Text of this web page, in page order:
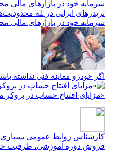
تریدرهای ایرانی در تله
سرمایه خود در بازارهای مالی
اگر خودرو معاینه فنی نداشته
«مزایای افتتاح حساب در بروکر
کارشناس روابط عمومی بسیاری
فروش دوره آموزشی، ظرفیت